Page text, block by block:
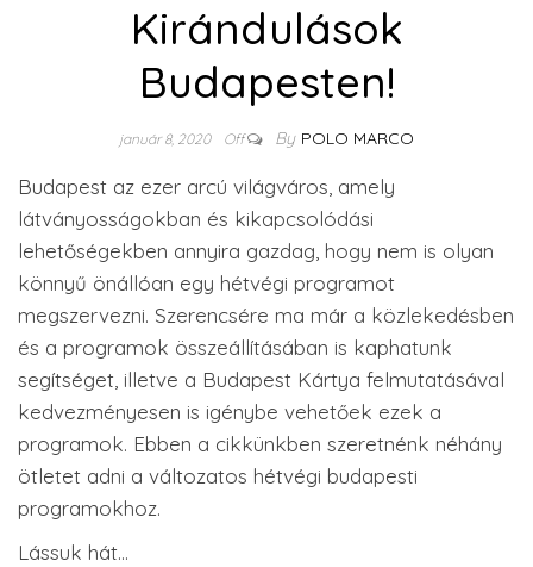
Kirándulások
Budapesten!
január 8, 2020 Off By POLO MARCO
Budapest az ezer arcú világváros, amely
látványosságokban és kikapcsolódási
lehetőségekben annyira gazdag, hogy nem is olyan
könnyű önállóan egy hétvégi programot
megszervezni. Szerencsére ma már a közlekedésben
és a programok összeállításában is kaphatunk
segítséget, illetve a Budapest Kártya felmutatásával
kedvezményesen is igénybe vehetőek ezek a
programok. Ebben a cikkünkben szeretnénk néhány
ötletet adni a változatos hétvégi budapesti
programokhoz.
Lássuk hát…